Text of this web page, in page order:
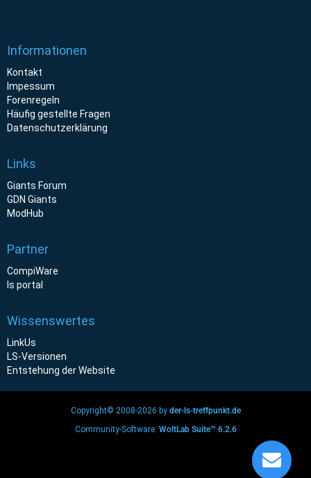
Informationen
Kontakt
Impessum
Forenregeln
Häufig gestellte Fragen
Datenschutzerklärung
Links
Giants Forum
GDN Giants
ModHub
Partner
CompiWare
ls portal
Wissenswertes
LinkUs
LS-Versionen
Entstehung der Website
Copyright© 2008-2026 by der-ls-treffpunkt.de
Community-Software: WoltLab Suite™ 6.2.6